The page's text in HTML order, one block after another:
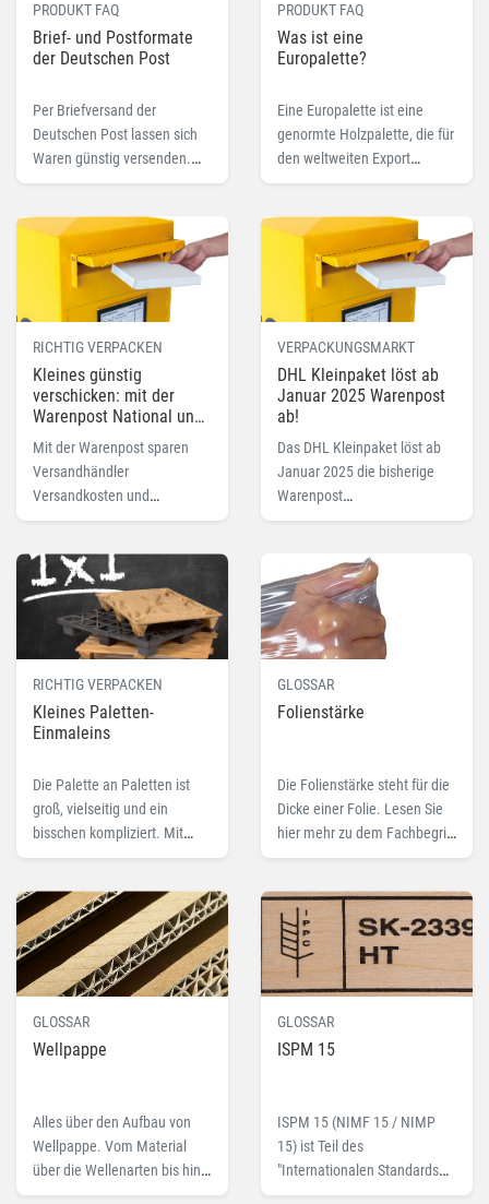
PRODUKT FAQ
Brief- und Postformate
der Deutschen Post
Per Briefversand der
Deutschen Post lassen sich
Waren günstig versenden.
Bei TransPack-Krumbach
Infos und passende Produkte
PRODUKT FAQ
Was ist eine
Europalette?
Eine Europalette ist eine
genormte Holzpalette, die für
den weltweiten Export
eingesetzt wird. Das
aufgrund der einheitlichen
Maße und Bestandteile
getauscht werden kann.
RICHTIG VERPACKEN
Kleines günstig
verschicken: mit der
Warenpost National und
International
Mit der Warenpost sparen
Versandhändler
Versandkosten und
verschicken kostengünstig
VERPACKUNGSMARKT
DHL Kleinpaket löst ab
Januar 2025 Warenpost
ab!
Das DHL Kleinpaket löst ab
Januar 2025 die bisherige
Warenpost
ab.Versandhändler
national mit dem günstigen
Paketformat.
RICHTIG VERPACKEN
Kleines Paletten-
Einmaleins
Die Palette an Paletten ist
groß, vielseitig und ein
bisschen kompliziert. Mit
unserem kleinen Paletten-
Überblick.
GLOSSAR
Folienstärke
Die Folienstärke steht für die
Dicke einer Folie. Lesen Sie
hier mehr zu dem Fachbegriff
Folienstärke.
GLOSSAR
Wellpappe
Alles über den Aufbau von
Wellpappe. Vom Material
über die Wellenarten bis hin
zu den Qualitätsmerkmalen.
GLOSSAR
ISPM 15
ISPM 15 (NIMF 15 / NIMP
15) ist Teil des
"Internationalen Standards
für